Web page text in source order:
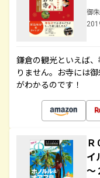
御
鎌倉の観光といえば
りません。お寺には
がわかるのです！
イ
～